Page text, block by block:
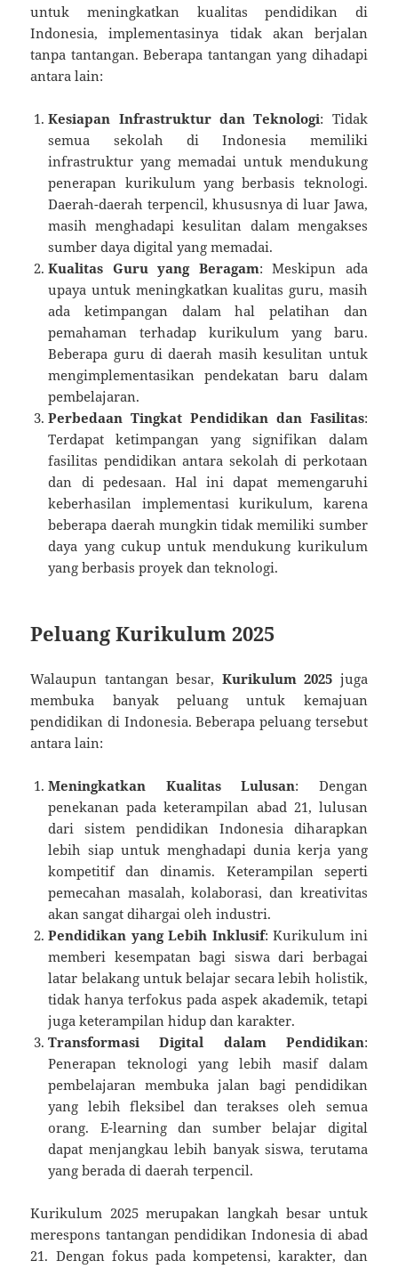
untuk meningkatkan kualitas pendidikan di
Indonesia, implementasinya tidak akan berjalan
tanpa tantangan. Beberapa tantangan yang dihadapi
antara lain:
Kesiapan Infrastruktur dan Teknologi: Tidak
semua sekolah di Indonesia memiliki
infrastruktur yang memadai untuk mendukung
penerapan kurikulum yang berbasis teknologi.
Daerah-daerah terpencil, khususnya di luar Jawa,
masih menghadapi kesulitan dalam mengakses
sumber daya digital yang memadai.
Kualitas Guru yang Beragam: Meskipun ada
upaya untuk meningkatkan kualitas guru, masih
ada ketimpangan dalam hal pelatihan dan
pemahaman terhadap kurikulum yang baru.
Beberapa guru di daerah masih kesulitan untuk
mengimplementasikan pendekatan baru dalam
pembelajaran.
Perbedaan Tingkat Pendidikan dan Fasilitas:
Terdapat ketimpangan yang signifikan dalam
fasilitas pendidikan antara sekolah di perkotaan
dan di pedesaan. Hal ini dapat memengaruhi
keberhasilan implementasi kurikulum, karena
beberapa daerah mungkin tidak memiliki sumber
daya yang cukup untuk mendukung kurikulum
yang berbasis proyek dan teknologi.
Peluang Kurikulum 2025
Walaupun tantangan besar, Kurikulum 2025 juga
membuka banyak peluang untuk kemajuan
pendidikan di Indonesia. Beberapa peluang tersebut
antara lain:
Meningkatkan Kualitas Lulusan: Dengan
penekanan pada keterampilan abad 21, lulusan
dari sistem pendidikan Indonesia diharapkan
lebih siap untuk menghadapi dunia kerja yang
kompetitif dan dinamis. Keterampilan seperti
pemecahan masalah, kolaborasi, dan kreativitas
akan sangat dihargai oleh industri.
Pendidikan yang Lebih Inklusif: Kurikulum ini
memberi kesempatan bagi siswa dari berbagai
latar belakang untuk belajar secara lebih holistik,
tidak hanya terfokus pada aspek akademik, tetapi
juga keterampilan hidup dan karakter.
Transformasi Digital dalam Pendidikan:
Penerapan teknologi yang lebih masif dalam
pembelajaran membuka jalan bagi pendidikan
yang lebih fleksibel dan terakses oleh semua
orang. E-learning dan sumber belajar digital
dapat menjangkau lebih banyak siswa, terutama
yang berada di daerah terpencil.
Kurikulum 2025 merupakan langkah besar untuk
merespons tantangan pendidikan Indonesia di abad
21. Dengan fokus pada kompetensi, karakter, dan